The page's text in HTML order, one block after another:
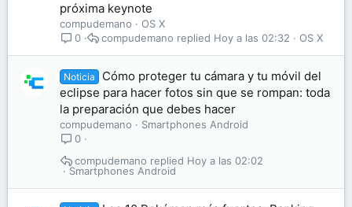
próxima keynote
compudemano
OS X
0
OS X
Hoy a las 02:32
compudemano
Noticia
Cómo proteger tu cámara y tu móvil del
eclipse para hacer fotos sin que se rompan: toda
la preparación que debes hacer
compudemano
Smartphones Android
0
Smartphones Android
Hoy a las 02:02
compudemano